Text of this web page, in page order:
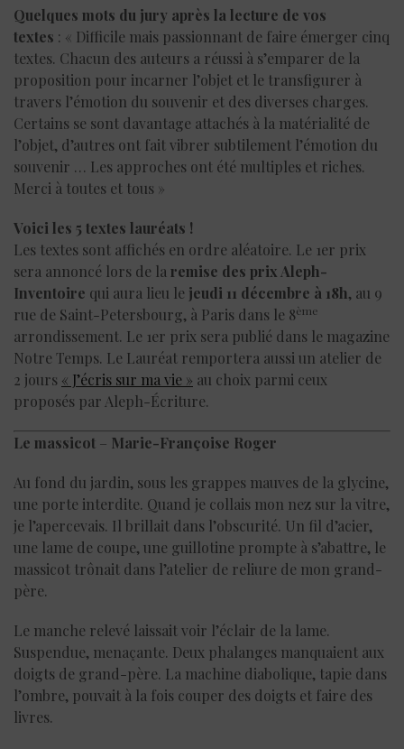
Quelques mots du jury après la lecture de vos
textes : « Difficile mais passionnant de faire émerger cinq
textes. Chacun des auteurs a réussi à s’emparer de la
proposition pour incarner l’objet et le transfigurer à
travers l’émotion du souvenir et des diverses charges.
Certains se sont davantage attachés à la matérialité de
l’objet, d’autres ont fait vibrer subtilement l’émotion du
souvenir … Les approches ont été multiples et riches.
Merci à toutes et tous »
Voici les 5 textes lauréats !
Les textes sont affichés en ordre aléatoire. Le 1er prix
sera annoncé lors de la remise des prix Aleph-
Inventoire qui aura lieu le jeudi 11 décembre à 18h, au 9
rue de Saint-Petersbourg, à Paris dans le 8ème
arrondissement. Le 1er prix sera publié dans le magazine
Notre Temps. Le Lauréat remportera aussi un atelier de
2 jours « J’écris sur ma vie » au choix parmi ceux
proposés par Aleph-Écriture.
Le massicot – Marie-Françoise Roger
Au fond du jardin, sous les grappes mauves de la glycine,
une porte interdite. Quand je collais mon nez sur la vitre,
je l’apercevais. Il brillait dans l’obscurité. Un fil d’acier,
une lame de coupe, une guillotine prompte à s’abattre, le
massicot trônait dans l’atelier de reliure de mon grand-
père.
Le manche relevé laissait voir l’éclair de la lame.
Suspendue, menaçante. Deux phalanges manquaient aux
doigts de grand-père. La machine diabolique, tapie dans
l’ombre, pouvait à la fois couper des doigts et faire des
livres.